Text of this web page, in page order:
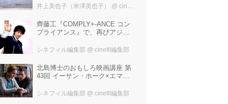
た版画技法！ 国立西洋美術館に
井上美也子（米澤美也子） @ cinefil編集部
齊藤工『COMPLY+-ANCE コン
プライアンス』で、再びアジア
際映画祭"インターナショナル・
シネフィル編集部 @ cinefil編集部
北島博士のおもしろ映画講座 第
43回 イーサン・ホーク×エマ・
仕掛ける、実話に基づく衝撃の
シネフィル編集部 @ cinefil編集部